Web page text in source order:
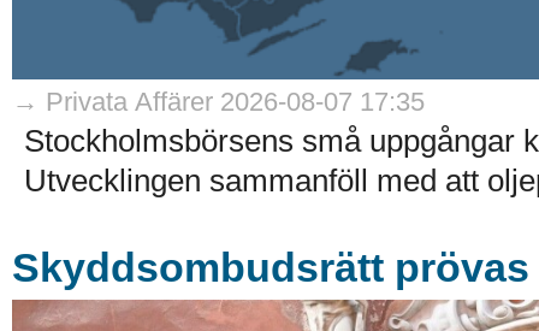
→ Privata Affärer 2026-08-07 17:35
Stockholmsbörsens små uppgångar
Utvecklingen sammanföll med att
Skyddsombudsrätt